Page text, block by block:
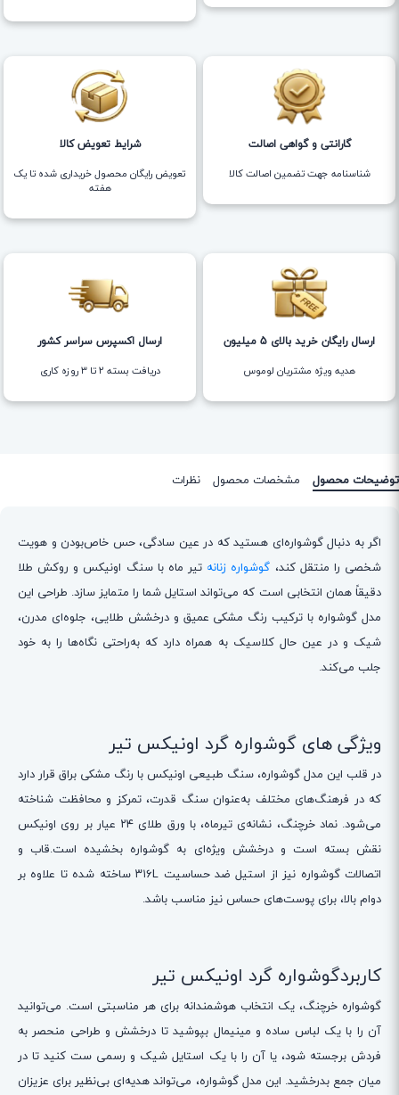
گارانتی و گواهی اصالت
شناسنامه جهت تضمین اصالت کالا
شرایط تعویض کالا
تعویض رایگان محصول خریداری شده تا یک
هفته
ارسال رایگان خرید بالای 5 میلیون
هدیه ویژه مشتریان لوموس
ارسال اکسپرس سراسر کشور
دریافت بسته ۲ تا ۳ روزه کاری
توضیحات محصول مشخصات محصول نظرات
اگر به دنبال گوشواره‌ای هستید که در عین سادگی، حس خاص‌بودن و هویت
شخصی را منتقل کند، گوشواره زنانه تیر ماه با سنگ اونیکس و روکش طلا
دقیقاً همان انتخابی است که می‌تواند استایل شما را متمایز سازد. طراحی این
مدل گوشواره با ترکیب رنگ مشکی عمیق و درخشش طلایی، جلوه‌ای مدرن،
شیک و در عین حال کلاسیک به همراه دارد که به‌راحتی نگاه‌ها را به خود
جلب می‌کند.
ویژگی های گوشواره گرد اونیکس تیر
در قلب این مدل گوشواره، سنگ طبیعی اونیکس با رنگ مشکی براق قرار دارد
که در فرهنگ‌های مختلف به‌عنوان سنگ قدرت، تمرکز و محافظت شناخته
می‌شود. نماد خرچنگ، نشانه‌ی تیرماه، با ورق طلای ۲۴ عیار بر روی اونیکس
نقش بسته است و درخشش ویژه‌ای به گوشواره بخشیده است.قاب و
اتصالات گوشواره نیز از استیل ضد حساسیت ۳۱۶L ساخته شده تا علاوه بر
دوام بالا، برای پوست‌های حساس نیز مناسب باشد.
کاربردگوشواره گرد اونیکس تیر
گوشواره خرچنگ، یک انتخاب هوشمندانه برای هر مناسبتی است. می‌توانید
آن را با یک لباس ساده و مینیمال بپوشید تا درخشش و طراحی منحصر به
فردش برجسته شود، یا آن را با یک استایل شیک و رسمی ست کنید تا در
میان جمع بدرخشید. این مدل گوشواره، می‌تواند هدیه‌ای بی‌نظیر برای عزیزان